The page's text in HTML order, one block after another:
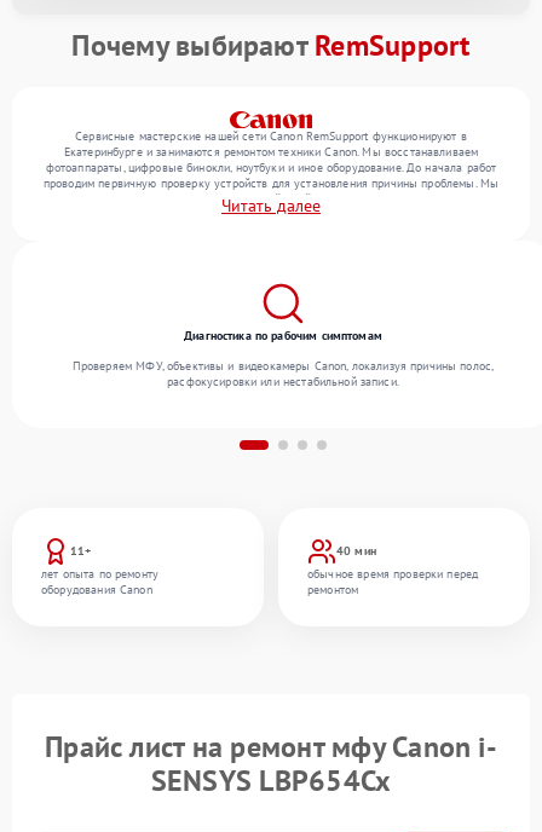
Почему выбираютRemSupport
Сервисные мастерские нашей сети Canon RemSupport функционируют в
Екатеринбурге и занимаются ремонтом техники Canon. Мы восстанавливаем
фотоаппараты, цифровые бинокли, ноутбуки и иное оборудование. До начала работ
проводим первичную проверку устройств для установления причины проблемы. Мы
уточняем с посетителем набор нужных действий и их цену, лишь потом выполняем
восстановление с заменой запчастей по необходимости. В конце подтверждаем
Читать далее
11+
лет опыта по ремонту
оборудования Canon
40 мин
обычное время проверки перед
ремонтом
Диагностика по рабочим симптомам
Проверяем МФУ, объективы и видеокамеры Canon, локализуя причины полос,
расфокусировки или нестабильной записи.
Прайс лист на ремонт мфу Canon i-
SENSYS LBP654Cx